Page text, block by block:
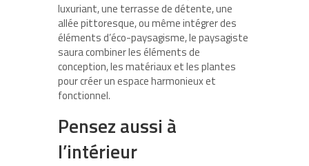
luxuriant, une terrasse de détente, une
allée pittoresque, ou même intégrer des
éléments d’éco-paysagisme, le paysagiste
saura combiner les éléments de
conception, les matériaux et les plantes
pour créer un espace harmonieux et
fonctionnel.
Pensez aussi à
l’intérieur